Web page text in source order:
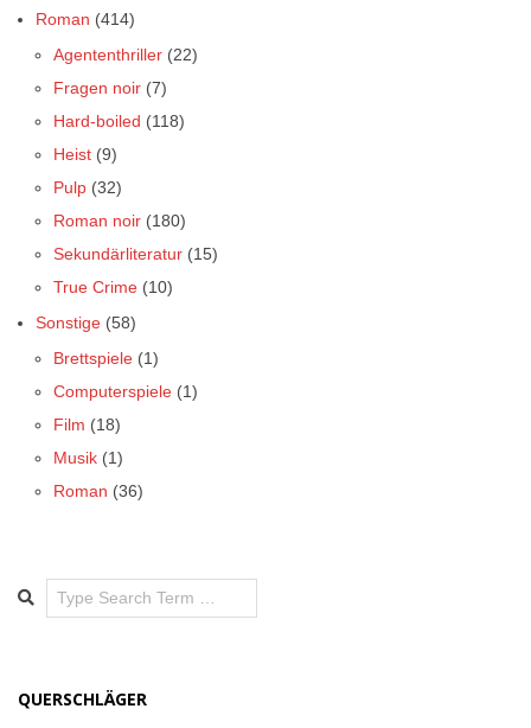
Roman (414)
Agententhriller (22)
Fragen noir (7)
Hard-boiled (118)
Heist (9)
Pulp (32)
Roman noir (180)
Sekundärliteratur (15)
True Crime (10)
Sonstige (58)
Brettspiele (1)
Computerspiele (1)
Film (18)
Musik (1)
Roman (36)
Search
QUERSCHLÄGER